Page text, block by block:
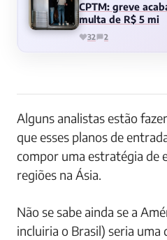
CPTM: greve
multa de R$ 5 mi
32 2
Alguns analistas estão
que esses planos de
compor uma estratégia de
regiões na Ásia.
Não se sabe ainda se a
incluiria o Brasil) seria uma